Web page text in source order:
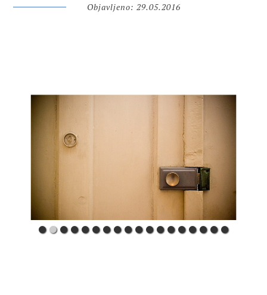
Objavljeno: 29.05.2016